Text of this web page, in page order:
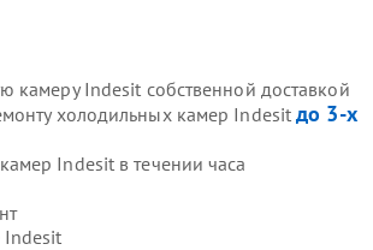
камеру Indesit собственной доставкой
холодильных камер Indesitдо 3-х
Indesit в течении часа
Indesit